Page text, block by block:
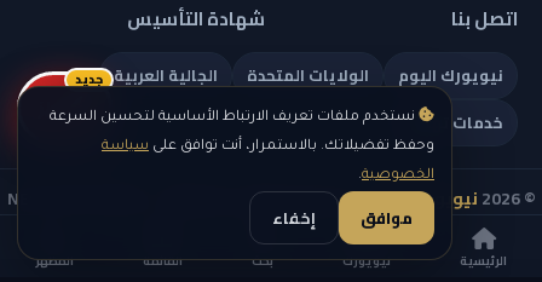
الرئيسية نيويورك بحث القائمة المظهر
نستخدم ملفات تعريف الارتباط الأساسية لتحسين السرعة
وحفظ تفضيلاتك. بالاستمرار، أنت توافق على سياسة
الخصوصية.
موافق إخفاء
اتصل بنا
شهادة التأسيس
نيويورك اليوم الولايات المتحدة
الجالية العربية
خدمات تهمك
© 2026 نيويورك نيوز
— جميع الحقوق محفوظة — NEW YORK NEWS
IN ARABIC LLC — رقم التسجيل 0451351808
ريلز
جديد